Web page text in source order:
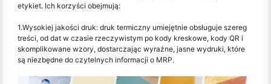
etykiet. Ich korzyści obejmują:
1.Wysokiej jakości druk: druk termiczny umiejętnie obsługuje szereg
treści, od dat w czasie rzeczywistym po kody kreskowe, kody QR i
skomplikowane wzory, dostarczając wyraźne, jasne wydruki, które
są niezbędne do czytelnych informacji o MRP.